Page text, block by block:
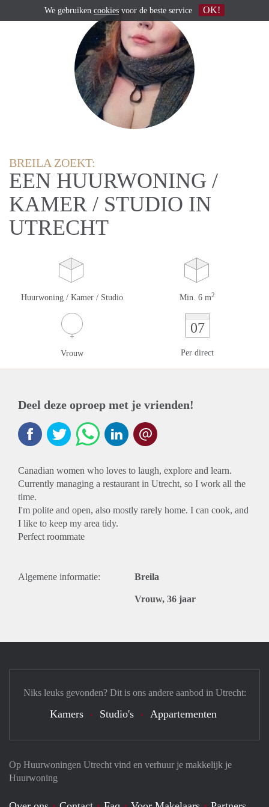
BREILA ZOEKT:
EEN HUURWONING /
KAMER / STUDIO IN
UTRECHT
Huurwoning / Kamer / Studio Min. 6 m2
Vrouw
07
Per direct
Deel deze oproep met je vrienden!
Canadian women who loves to laugh, explore and learn.
Currently managing a restaurant in Utrecht, so I work all the
time.
I'm polite and open, also mostly rarely home. I can cook, and
I like to keep my area tidy.
Perfect roommate
Algemene informatie: Breila
Vrouw, 36 jaar
Op Huurwoningen Utrecht vind en verhuur je makkelijk je
Huurwoning
Niks leuks gevonden? Dit is ons andere aanbod in Utrecht:
Kamers Studio's Appartementen
We gebruiken cookies voor de beste service OK!